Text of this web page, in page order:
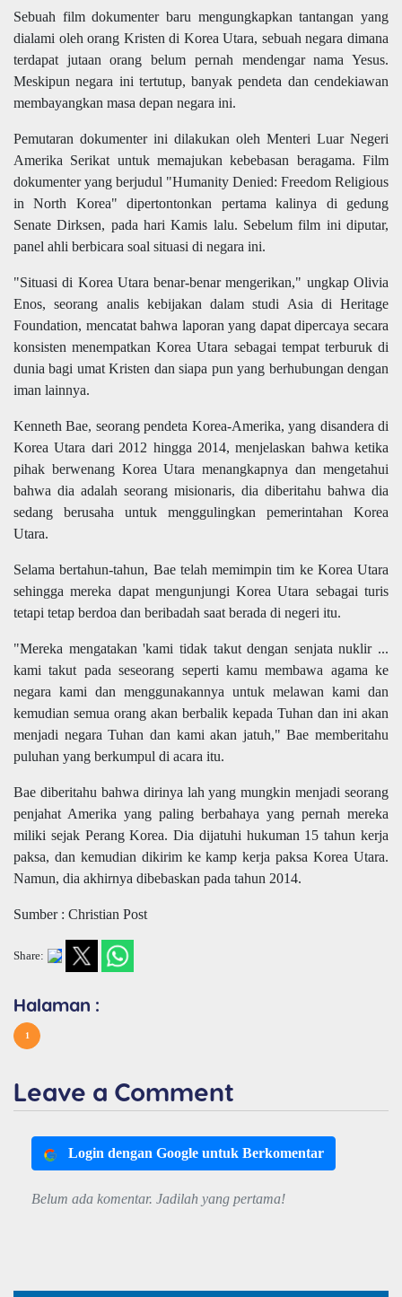
Sebuah film dokumenter baru mengungkapkan tantangan yang
dialami oleh orang Kristen di Korea Utara, sebuah negara dimana
terdapat jutaan orang belum pernah mendengar nama Yesus.
Meskipun negara ini tertutup, banyak pendeta dan cendekiawan
membayangkan masa depan negara ini.
Pemutaran dokumenter ini dilakukan oleh Menteri Luar Negeri
Amerika Serikat untuk memajukan kebebasan beragama. Film
dokumenter yang berjudul "Humanity Denied: Freedom Religious
in North Korea" dipertontonkan pertama kalinya di gedung
Senate Dirksen, pada hari Kamis lalu. Sebelum film ini diputar,
panel ahli berbicara soal situasi di negara ini.
"Situasi di Korea Utara benar-benar mengerikan," ungkap Olivia
Enos, seorang analis kebijakan dalam studi Asia di Heritage
Foundation, mencatat bahwa laporan yang dapat dipercaya secara
konsisten menempatkan Korea Utara sebagai tempat terburuk di
dunia bagi umat Kristen dan siapa pun yang berhubungan dengan
iman lainnya.
Kenneth Bae, seorang pendeta Korea-Amerika, yang disandera di
Korea Utara dari 2012 hingga 2014, menjelaskan bahwa ketika
pihak berwenang Korea Utara menangkapnya dan mengetahui
bahwa dia adalah seorang misionaris, dia diberitahu bahwa dia
sedang berusaha untuk menggulingkan pemerintahan Korea
Utara.
Selama bertahun-tahun, Bae telah memimpin tim ke Korea Utara
sehingga mereka dapat mengunjungi Korea Utara sebagai turis
tetapi tetap berdoa dan beribadah saat berada di negeri itu.
"Mereka mengatakan 'kami tidak takut dengan senjata nuklir ...
kami takut pada seseorang seperti kamu membawa agama ke
negara kami dan menggunakannya untuk melawan kami dan
kemudian semua orang akan berbalik kepada Tuhan dan ini akan
menjadi negara Tuhan dan kami akan jatuh," Bae memberitahu
puluhan yang berkumpul di acara itu.
Bae diberitahu bahwa dirinya lah yang mungkin menjadi seorang
penjahat Amerika yang paling berbahaya yang pernah mereka
miliki sejak Perang Korea. Dia dijatuhi hukuman 15 tahun kerja
paksa, dan kemudian dikirim ke kamp kerja paksa Korea Utara.
Namun, dia akhirnya dibebaskan pada tahun 2014.
Sumber : Christian Post
Share:
Halaman :
1
Leave a Comment
Login dengan Google untuk Berkomentar
Belum ada komentar. Jadilah yang pertama!